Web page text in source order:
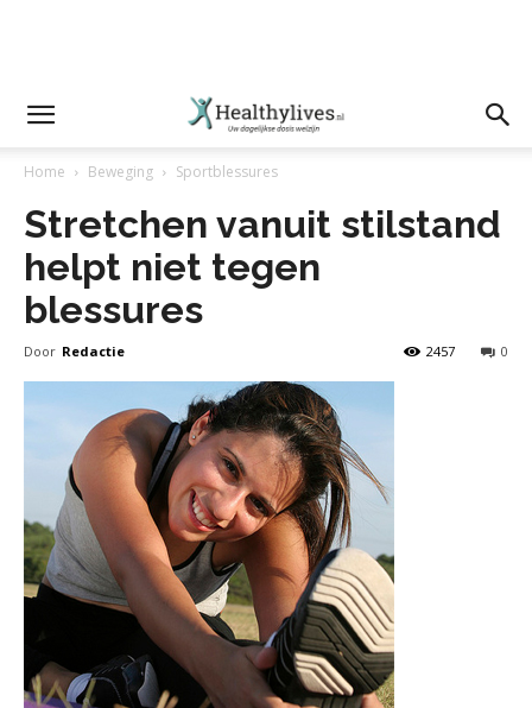
Home Beweging Sportblessures
Stretchen vanuit stilstand
helpt niet tegen
blessures
Door Redactie 0
2457